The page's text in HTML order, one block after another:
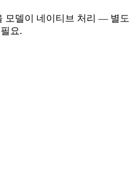
모델이 네이티브 처리 — 별도
요.